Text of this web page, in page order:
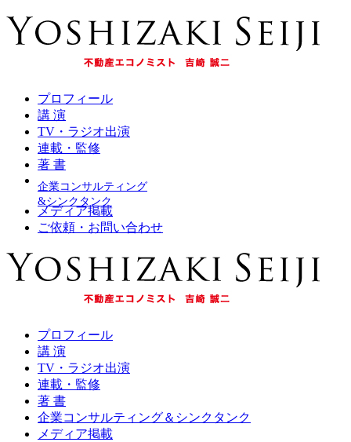
プロフィール
講 演
TV・ラジオ出演
連載・監修
著 書
企業コンサルティング
&シンクタンク
メディア掲載
ご依頼・お問い合わせ
プロフィール
講 演
TV・ラジオ出演
連載・監修
著 書
企業コンサルティング＆シンクタンク
メディア掲載